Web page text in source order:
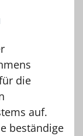
die
auf.
beständige